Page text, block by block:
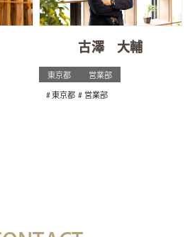
古澤 大輔
東京都 営業部
東京都 営業部